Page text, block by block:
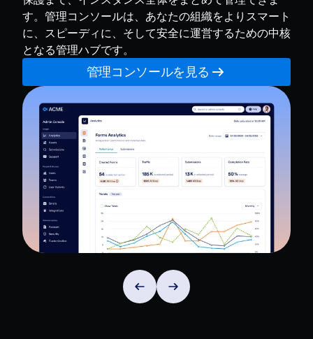
す。管理コンソールは、あなたの組織をよりスマート
に、スピーディに、そして安全に運営するための中核
となる管理ハブです。
管理コンソールを見る